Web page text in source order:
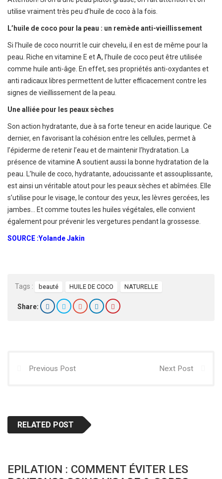
utilise vraiment très peu d’huile de coco à la fois.
L’huile de coco pour la peau : un remède anti-vieillissement
Si l’huile de coco nourrit le cuir chevelu, il en est de même pour la
peau. Riche en vitamine E et A, l’huile de coco peut être utilisée
comme huile anti-âge. En effet, ses propriétés anti-oxydantes et
anti radicaux libres permettent de lutter efficacement contre les
signes de vieillissement de la peau.
Une alliée pour les peaux sèches
Son action hydratante, due à sa forte teneur en acide laurique. Ce
dernier, en favorisant la cohésion entre les cellules, permet à
l’épiderme de retenir l’eau et de maintenir l’hydratation. La
présence de vitamine A soutient aussi la bonne hydratation de la
peau. L’huile de coco, hydratante, adoucissante et assouplissante,
est ainsi un véritable atout pour les peaux sèches et abîmées. Elle
s’utilise pour le visage, le contour des yeux, les lèvres gercées, les
jambes… Et comme toutes les huiles végétales, elle convient
également pour prévenir les vergetures pendant la grossesse.
SOURCE :Yolande Jakin
Tags : beauté HUILE DE COCO NATURELLE
Share:
Previous Post Next Post
RELATED POST
EPILATION : COMMENT ÉVITER LES